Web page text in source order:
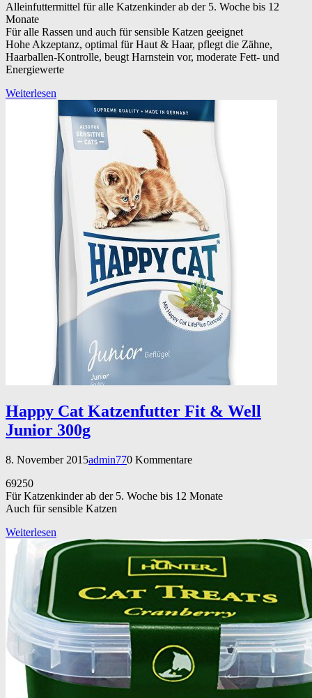
Alleinfuttermittel für alle Katzenkinder ab der 5. Woche bis 12
Monate
Für alle Rassen und auch für sensible Katzen geeignet
Hohe Akzeptanz, optimal für Haut & Haar, pflegt die Zähne,
Haarballen-Kontrolle, beugt Harnstein vor, moderate Fett- und
Energiewerte
Weiterlesen
Happy Cat Katzenfutter Fit & Well
Junior 300g
8. November 2015admin770 Kommentare
69250
Für Katzenkinder ab der 5. Woche bis 12 Monate
Auch für sensible Katzen
Weiterlesen